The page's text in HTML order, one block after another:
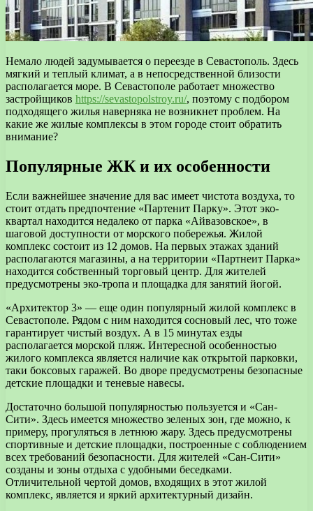
Немало людей задумывается о переезде в Севастополь. Здесь
мягкий и теплый климат, а в непосредственной близости
располагается море. В Севастополе работает множество
застройщиков https://sevastopolstroy.ru/, поэтому с подбором
подходящего жилья наверняка не возникнет проблем. На
какие же жилые комплексы в этом городе стоит обратить
внимание?
Популярные ЖК и их особенности
Если важнейшее значение для вас имеет чистота воздуха, то
стоит отдать предпочтение «Партенит Парку». Этот эко-
квартал находится недалеко от парка «Айвазовское», в
шаговой доступности от морского побережья. Жилой
комплекс состоит из 12 домов. На первых этажах зданий
располагаются магазины, а на территории «Партнеит Парка»
находится собственный торговый центр. Для жителей
предусмотрены эко-тропа и площадка для занятий йогой.
«Архитектор 3» — еще один популярный жилой комплекс в
Севастополе. Рядом с ним находится сосновый лес, что тоже
гарантирует чистый воздух. А в 15 минутах езды
располагается морской пляж. Интересной особенностью
жилого комплекса является наличие как открытой парковки,
таки боксовых гаражей. Во дворе предусмотрены безопасные
детские площадки и теневые навесы.
Достаточно большой популярностью пользуется и «Сан-
Сити». Здесь имеется множество зеленых зон, где можно, к
примеру, прогуляться в летнюю жару. Здесь предусмотрены
спортивные и детские площадки, построенные с соблюдением
всех требований безопасности. Для жителей «Сан-Сити»
созданы и зоны отдыха с удобными беседками.
Отличительной чертой домов, входящих в этот жилой
комплекс, является и яркий архитектурный дизайн.